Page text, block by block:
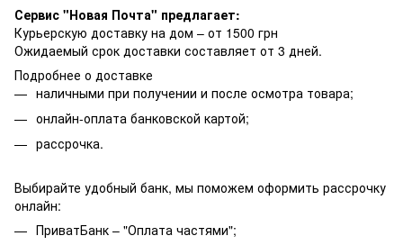
Сервис "Новая Почта" предлагает:
Курьерскую доставку на дом – от 1500 грн
Ожидаемый срок доставки составляет от 3 дней.
Подробнее о доставке
наличными при получении и после осмотра товара;
онлайн-оплата банковской картой;
рассрочка.
Выбирайте удобный банк, мы поможем оформить рассрочку
онлайн:
ПриватБанк – "Оплата частями";